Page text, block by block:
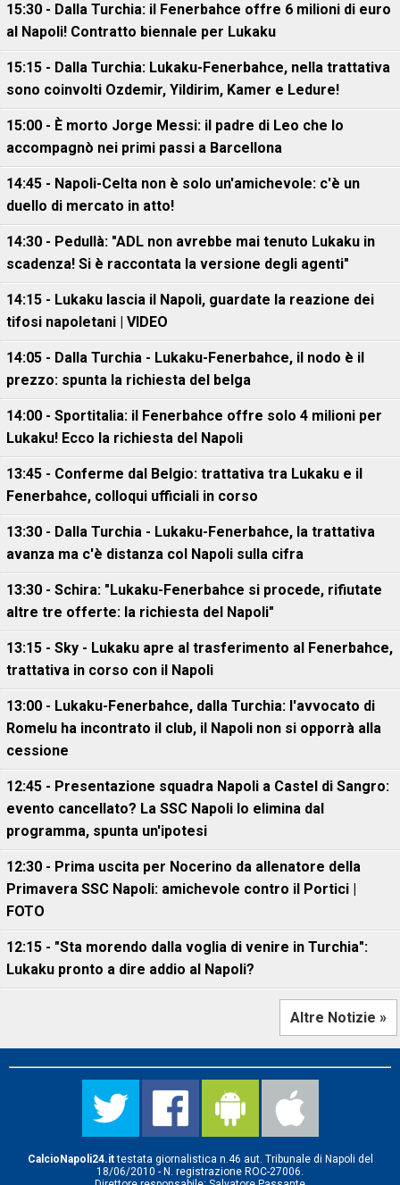
15:30 - Dalla Turchia: il Fenerbahce offre 6 milioni di euro
al Napoli! Contratto biennale per Lukaku
15:15 - Dalla Turchia: Lukaku-Fenerbahce, nella trattativa
sono coinvolti Ozdemir, Yildirim, Kamer e Ledure!
15:00 - È morto Jorge Messi: il padre di Leo che lo
accompagnò nei primi passi a Barcellona
14:45 - Napoli-Celta non è solo un'amichevole: c'è un
duello di mercato in atto!
14:30 - Pedullà: "ADL non avrebbe mai tenuto Lukaku in
scadenza! Si è raccontata la versione degli agenti"
14:15 - Lukaku lascia il Napoli, guardate la reazione dei
tifosi napoletani | VIDEO
14:05 - Dalla Turchia - Lukaku-Fenerbahce, il nodo è il
prezzo: spunta la richiesta del belga
14:00 - Sportitalia: il Fenerbahce offre solo 4 milioni per
Lukaku! Ecco la richiesta del Napoli
13:45 - Conferme dal Belgio: trattativa tra Lukaku e il
Fenerbahce, colloqui ufficiali in corso
13:30 - Dalla Turchia - Lukaku-Fenerbahce, la trattativa
avanza ma c'è distanza col Napoli sulla cifra
13:30 - Schira: "Lukaku-Fenerbahce si procede, rifiutate
altre tre offerte: la richiesta del Napoli"
13:15 - Sky - Lukaku apre al trasferimento al Fenerbahce,
trattativa in corso con il Napoli
13:00 - Lukaku-Fenerbahce, dalla Turchia: l'avvocato di
Romelu ha incontrato il club, il Napoli non si opporrà alla
cessione
12:45 - Presentazione squadra Napoli a Castel di Sangro:
evento cancellato? La SSC Napoli lo elimina dal
programma, spunta un'ipotesi
12:30 - Prima uscita per Nocerino da allenatore della
Primavera SSC Napoli: amichevole contro il Portici |
FOTO
12:15 - "Sta morendo dalla voglia di venire in Turchia":
Lukaku pronto a dire addio al Napoli?
Altre Notizie »
CalcioNapoli24.ittestata giornalistica n.46 aut. Tribunale di Napoli del
18/06/2010 - N. registrazione ROC-27006.